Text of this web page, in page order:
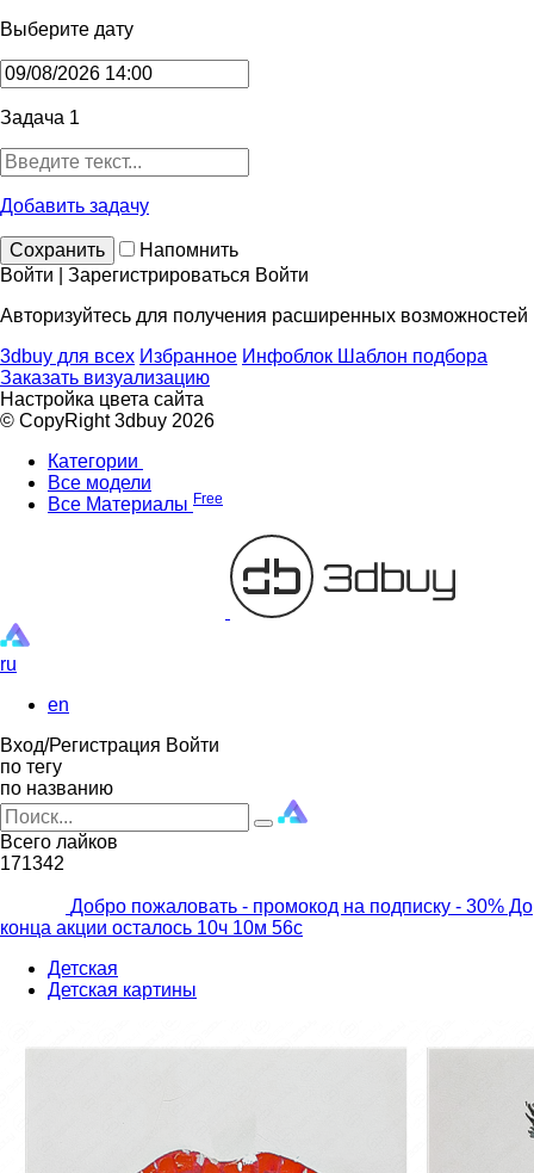
Выберите дату
Задача 1
Добавить задачу
Сохранить
Напомнить
Войти | Зарегистрироваться Войти
Авторизуйтесь для получения расширенных возможностей
3dbuy для всех Избранное Инфоблок Шаблон подбора
Заказать визуализацию
Настройка цвета сайта
© CopyRight 3dbuy 2026
Категории
Все модели
Все Материалы Free
ru
en
Вход/Регистрация Войти
по тегу
по названию
Всего лайков
171342
Добро пожаловать - промокод на подписку - 30% До
конца акции осталось 10ч 10м 54с
Детская
Детская картины